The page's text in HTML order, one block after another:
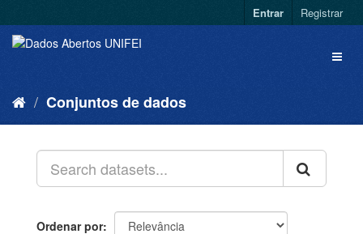
Entrar Registrar
Conjuntos de dados
Ordenar por